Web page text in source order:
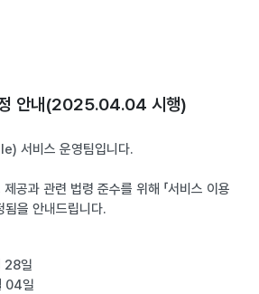
정 안내(2025.04.04 시행)
서비스 운영팀입니다.
공과 관련 법령 준수를 위해 「서비스 이용
됨을 안내드립니다.
28일
04일